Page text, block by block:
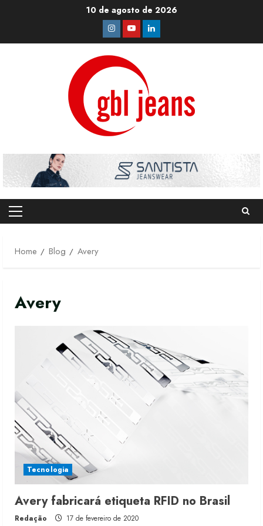
10 de agosto de 2026
Instagram
YoutubeLinkedin
Primary
Home
Blog Avery
Avery
Tecnologia
Avery fabricará etiqueta RFID no Brasil
Redação 17 de fevereiro de 2020
Moda vende US$63,7 bilhões em
produtos licenciados